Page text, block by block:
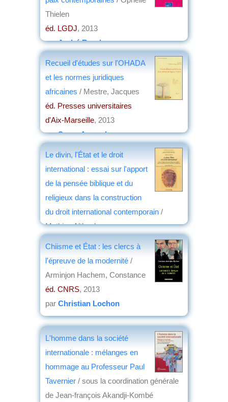
Thielen
éd. LGDJ, 2013
parAndré Ronde
Recueil d'études sur l'OHADA
et les normes juridiques
africaines / Mestre, Jacques
éd. Presses universitaires
d'Aix-Marseille, 2013
parSerge Arnaud
Le divin, l'État et le droit
international : essai sur l'apport
de la pensée biblique et du
religieux dans la construction
du droit international contemporain /
Mathieu Altbuch
éd. Presses universitaires d'Aix-
Chiisme et État : les clercs à
l'épreuve de la modernité /
Arminjon Hachem, Constance
éd. CNRS, 2013
par Christian Lochon
L'homme dans la société
internationale : mélanges en
hommage au Professeur Paul
Tavernier / sous la coordination générale
de Jean-françois Akandji-Kombé